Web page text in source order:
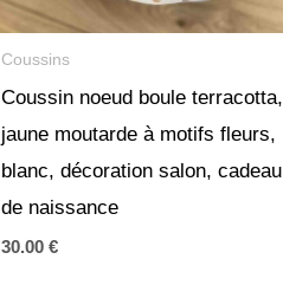
Coussins
Coussin noeud boule terracotta,
jaune moutarde à motifs fleurs,
blanc, décoration salon, cadeau
de naissance
30.00€